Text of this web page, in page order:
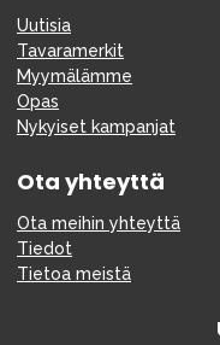
Uutisia
Tavaramerkit
Myymälämme
Opas
Nykyiset kampanjat
Ota yhteyttä
Ota meihin yhteyttä
Tiedot
Tietoa meistä